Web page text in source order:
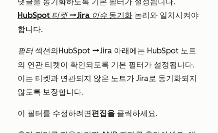
HubSpot 티켓 dataSyncRightJira 이슈 동기화 논리와 일치시켜야
합니다.
필터섹션의 HubSpot dataSyncRightJira 아래에는 HubSpot 노트
의 연관 티켓이 확인되도록 기본 필터가 설정됩니다.
이는 티켓과 연관되지 않은 노트가 Jira로 동기화되지
않도록 보장합니다.
이 필터를 수정하려면편집을 클릭하세요.